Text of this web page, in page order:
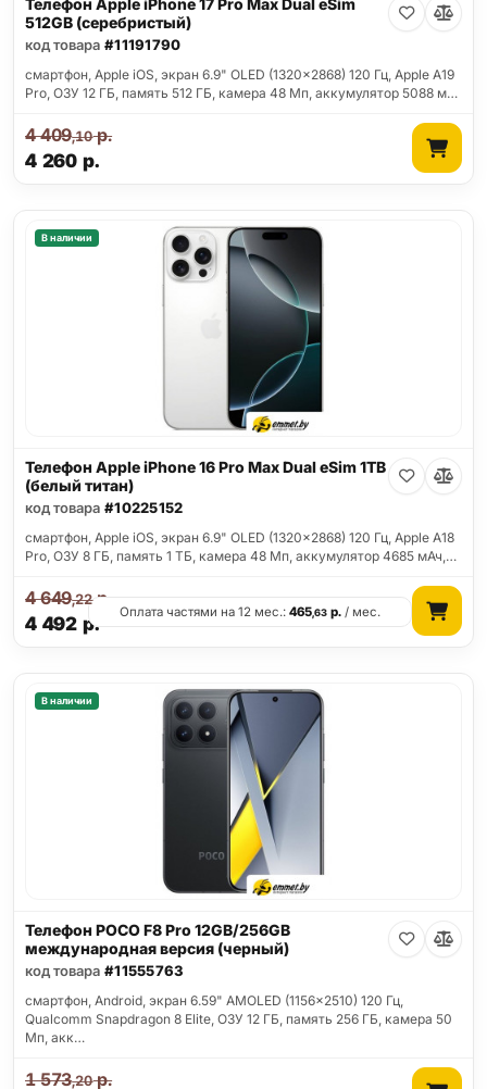
Телефон Apple iPhone 17 Pro Max Dual eSim
512GB (серебристый)
код товара #11191790
смартфон, Apple iOS, экран 6.9" OLED (1320x2868) 120 Гц, Apple A19
Pro, ОЗУ 12 ГБ, память 512 ГБ, камера 48 Мп, аккумулятор 5088 м…
4 260 р.
4 409,10р.
В наличии
Телефон Apple iPhone 16 Pro Max Dual eSim 1TB
(белый титан)
код товара #10225152
смартфон, Apple iOS, экран 6.9" OLED (1320x2868) 120 Гц, Apple A18
Pro, ОЗУ 8 ГБ, память 1 ТБ, камера 48 Мп, аккумулятор 4685 мАч,…
4 492 р.
4 649,22р.
Оплата частями на 12 мес.:465,63 р. / мес.
В наличии
Телефон POCO F8 Pro 12GB/256GB
международная версия (черный)
код товара #11555763
смартфон, Android, экран 6.59" AMOLED (1156x2510) 120 Гц,
Qualcomm Snapdragon 8 Elite, ОЗУ 12 ГБ, память 256 ГБ, камера 50
Мп, акк…
1 573,20р.